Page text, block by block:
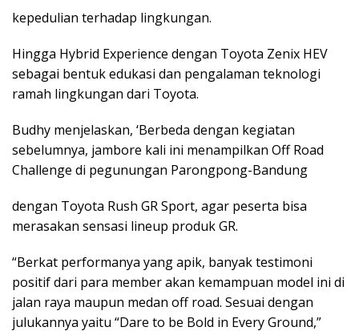
kepedulian terhadap lingkungan.
Hingga Hybrid Experience dengan Toyota Zenix HEV
sebagai bentuk edukasi dan pengalaman teknologi
ramah lingkungan dari Toyota.
Budhy menjelaskan, ‘Berbeda dengan kegiatan
sebelumnya, jambore kali ini menampilkan Off Road
Challenge di pegunungan Parongpong-Bandung
dengan Toyota Rush GR Sport, agar peserta bisa
merasakan sensasi lineup produk GR.
“Berkat performanya yang apik, banyak testimoni
positif dari para member akan kemampuan model ini di
jalan raya maupun medan off road. Sesuai dengan
julukannya yaitu “Dare to be Bold in Every Ground,”